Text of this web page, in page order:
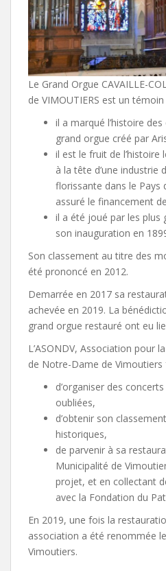
Le Grand Orgue CAVAILLE-
de VIMOUTIERS est un témoin
il a marqué l’histoire
grand orgue créé par
il est le fruit de l’histoire
à la tête d’une industrie
florissante dans le Pays
assuré le financement
il a été joué par les plus
son inauguration en
Son classement au titre des
été prononcé en 2012.
Demarrée en 2017 sa
achevée en 2019. La
grand orgue restauré ont eu
L’ASONDV, Association pour
de Notre-Dame de
d’organiser des
oubliées,
d’obtenir son
historiques,
de parvenir à sa
Municipalité de
projet, et en collectant
avec la Fondation du
En 2019, une fois la
association a été renommée
Vimoutiers.